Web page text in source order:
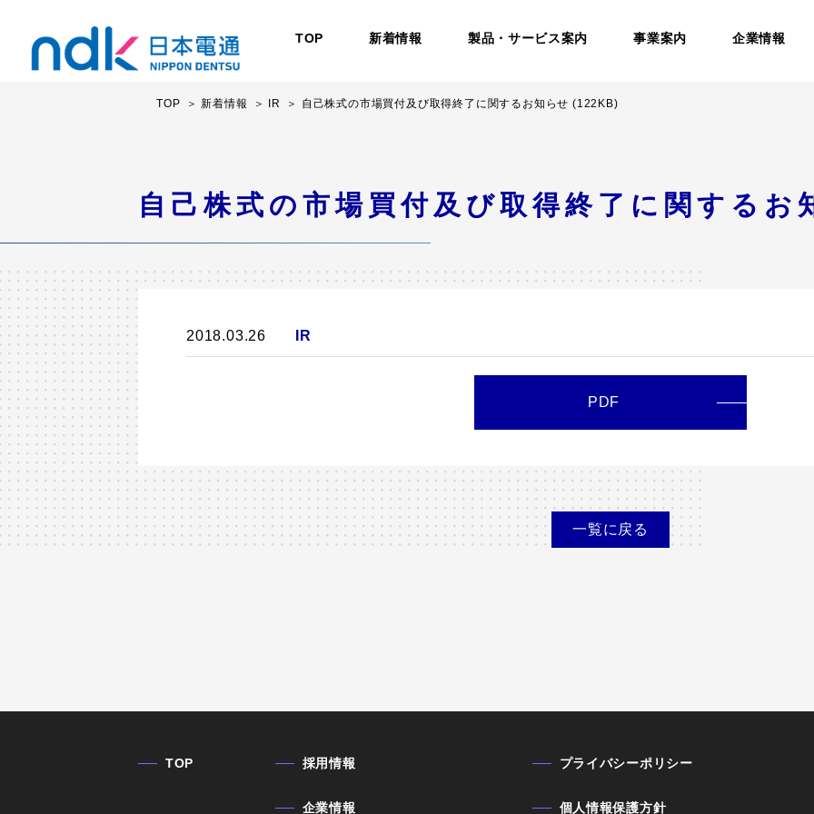
TOP 新着情報 製品・サービス案内 事業案内 企業情報
TOP 新着情報 IR 自己株式の市場買付及び取得終了に関するお知らせ (122KB)
自己株式の市場買付及び取得終了に関する
2018.03.26 IR
PDF
一覧に 戻る
TOP 採用情報
企業情報
プライバシーポリシー
個人情報保護方針